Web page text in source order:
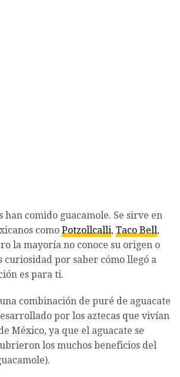
han comido guacamole. Se sirve en
como Potzollcalli, Taco Bell,
la mayoría no conoce su origen o
curiosidad por saber cómo llegó a
es para ti.
combinación de puré de aguacate
por los aztecas que vivían
México, ya que el aguacate se
los muchos beneficios del